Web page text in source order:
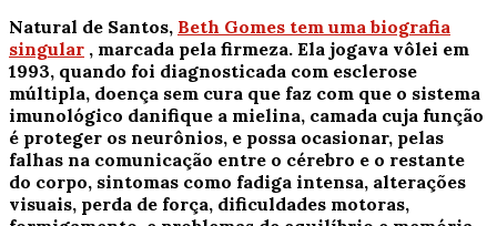
Natural de Santos, Beth Gomes tem uma biografia
singular , marcada pela firmeza. Ela jogava vôlei em
1993, quando foi diagnosticada com esclerose
múltipla, doença sem cura que faz com que o sistema
imunológico danifique a mielina, camada cuja função
é proteger os neurônios, e possa ocasionar, pelas
falhas na comunicação entre o cérebro e o restante
do corpo, sintomas como fadiga intensa, alterações
visuais, perda de força, dificuldades motoras,